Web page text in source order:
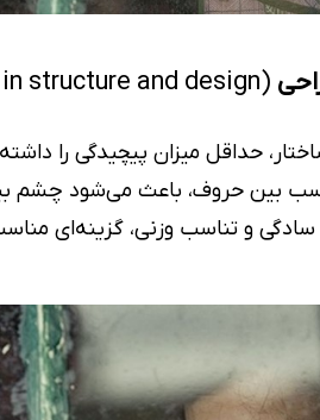
(Simplicity in structure and design)
حداقل میزان پیچیدگی را
بین حروف، باعث می‌شود چشم
و تناسب وزنی، گزینه‌ای